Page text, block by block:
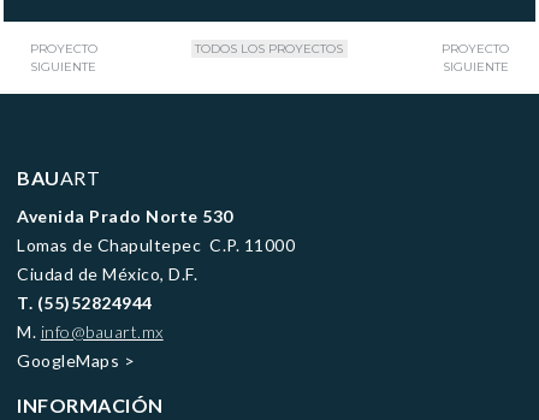
PROYECTO
SIGUIENTE
TODOS LOS PROYECTOS
PROYECTO
SIGUIENTE
BAUART
Avenida Prado Norte 530
Lomas de Chapultepec C.P. 11000
Ciudad de México, D.F.
T. (55)52824944
M. info@bauart.mx
GoogleMaps >
INFORMACIÓN